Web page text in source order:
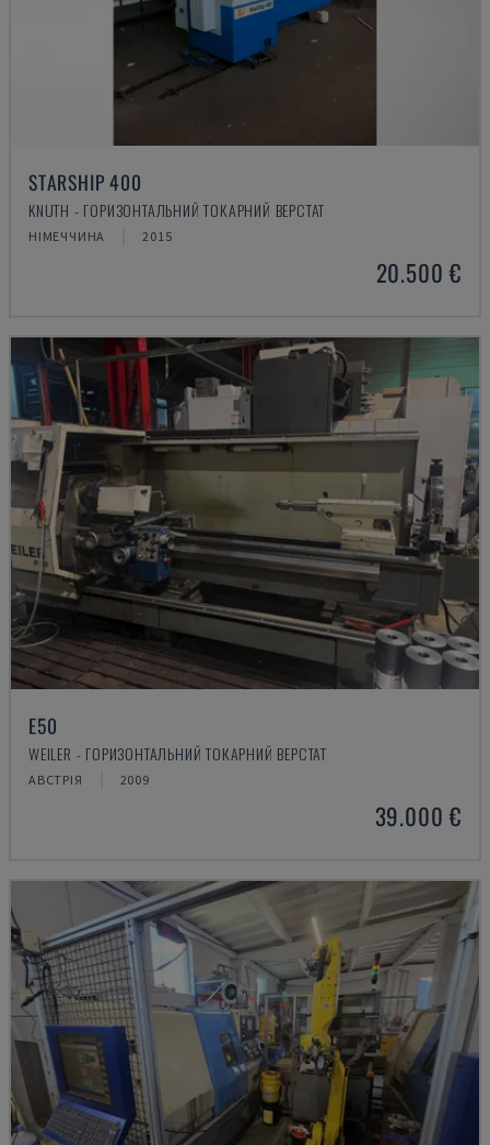
STARSHIP 400
KNUTH - ГОРИЗОНТАЛЬНИЙ ТОКАРНИЙ ВЕРСТАТ
НІМЕЧЧИНА 2015
20.500 €
E50
WEILER - ГОРИЗОНТАЛЬНИЙ ТОКАРНИЙ ВЕРСТАТ
АВСТРІЯ 2009
39.000 €